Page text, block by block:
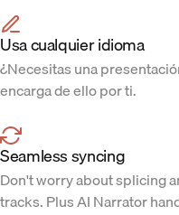
Usa cualquier idioma
¿Necesitas una
encarga de ello por ti.
Seamless syncing
Don't worry about splicing
tracks. Plus AI Narrator